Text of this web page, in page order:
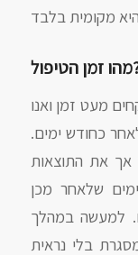
מעט זמן ואנו
כחודש ימים.
אך את התוצאות
האמיתיות תוכלו לראות לאחר כ-20 ימים שלאחר מכן
למעשה במהלך
בלי נראית